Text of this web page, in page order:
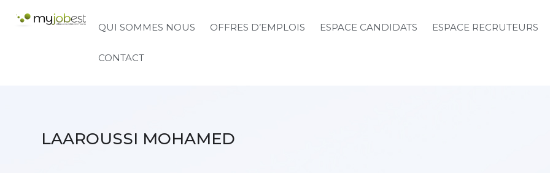
QUI SOMMES NOUS OFFRES D’EMPLOIS ESPACE CANDIDATS ESPACE RECRUTEURS
CONTACT
LAAROUSSI MOHAMED